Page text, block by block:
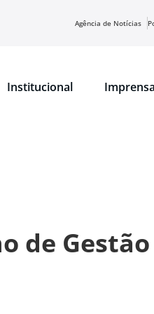
Agência de Notícias
Institucional Imprensa
de